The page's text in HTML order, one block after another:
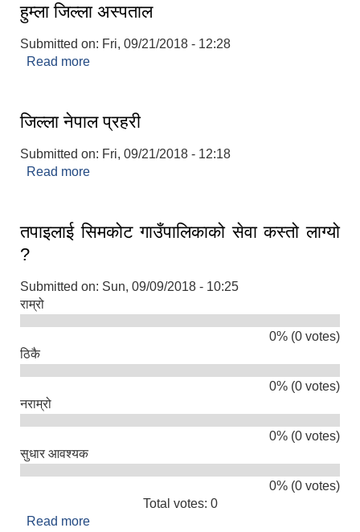
हुम्ला जिल्ला अस्पताल
Submitted on: Fri, 09/21/2018 - 12:28
Read more
जिल्ला नेपाल प्रहरी
Submitted on: Fri, 09/21/2018 - 12:18
Read more
तपाइलाई सिमकोट गाउँपालिकाको सेवा कस्तो लाग्यो
?
Submitted on: Sun, 09/09/2018 - 10:25
राम्रो
0% (0 votes)
ठिकै
0% (0 votes)
नराम्रो
0% (0 votes)
सुधार आवश्यक
0% (0 votes)
Total votes: 0
Read more